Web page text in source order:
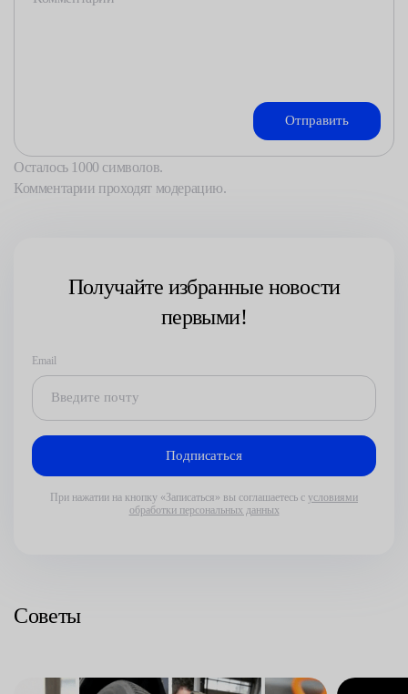
Осталось 1000 символов.
Комментарии проходят модерацию.
Получайте избранные новости
первыми!
Email
При нажатии на кнопку «Записаться» вы соглашаетесь с условиями
обработки персональных данных
Советы